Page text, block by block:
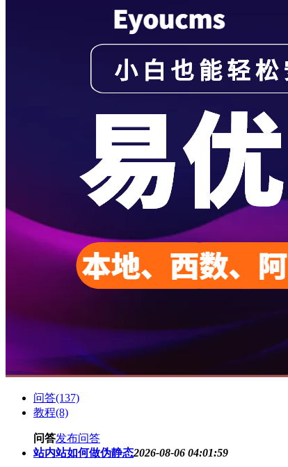
问答(137)
教程(8)
问答发布问答
站内站如何做伪静态2026-08-06 04:01:59